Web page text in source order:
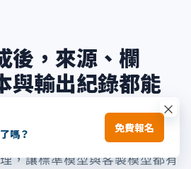
後，來源、欄
與輸出紀錄都能
模型版本、擷取欄位、覆核狀
，讓標準模型與客製模型都有
嗎？
免費報名
×